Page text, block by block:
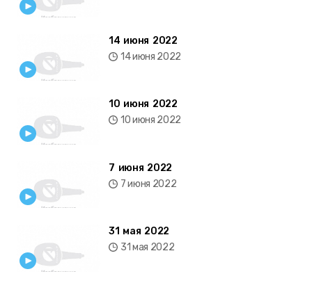
14 июня 2022
14 июня 2022
10 июня 2022
10 июня 2022
7 июня 2022
7 июня 2022
31 мая 2022
31 мая 2022